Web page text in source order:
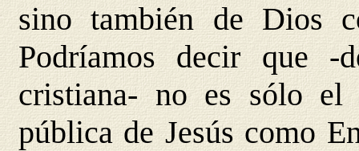
sino también de Dios
Podríamos decir que -
cristiana- no es sólo el
pública de Jesús como